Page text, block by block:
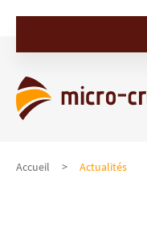
Accueil Actualités